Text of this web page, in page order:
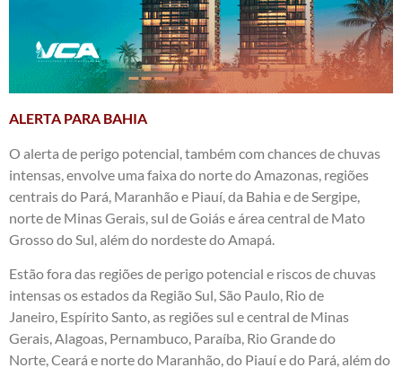
ALERTA PARA BAHIA
O alerta de perigo potencial, também com chances de chuvas
intensas, envolve uma faixa do norte do Amazonas, regiões
centrais do Pará, Maranhão e Piauí, da Bahia e de Sergipe,
norte de Minas Gerais, sul de Goiás e área central de Mato
Grosso do Sul, além do nordeste do Amapá.
Estão fora das regiões de perigo potencial e riscos de chuvas
intensas os estados da Região Sul, São Paulo, Rio de
Janeiro, Espírito Santo, as regiões sul e central de Minas
Gerais, Alagoas, Pernambuco, Paraíba, Rio Grande do
Norte, Ceará e norte do Maranhão, do Piauí e do Pará, além do